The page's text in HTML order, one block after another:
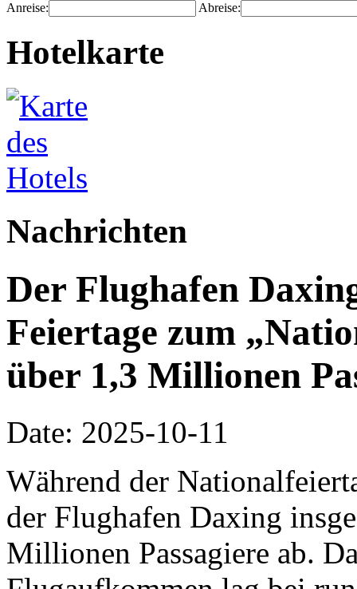
Anreise: Abreise:
Hotelkarte
Nachrichten
Der Flughafen
Feiertage zum
über 1,3 Millionen
Date: 2025-10-11
Während der
der Flughafen Daxing
Millionen Passagiere ab.